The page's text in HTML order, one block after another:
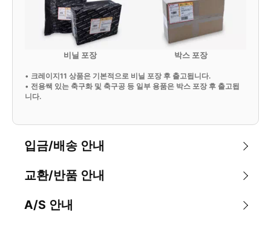
비닐 포장 박스 포장
• 크레이지11 상품은 기본적으로 비닐 포장 후 출고됩니다.
• 전용쌕 있는 축구화 및 축구공 등 일부 용품은 박스 포장 후 출고됩
니다.
입금/배송 안내
교환/반품 안내
A/S 안내